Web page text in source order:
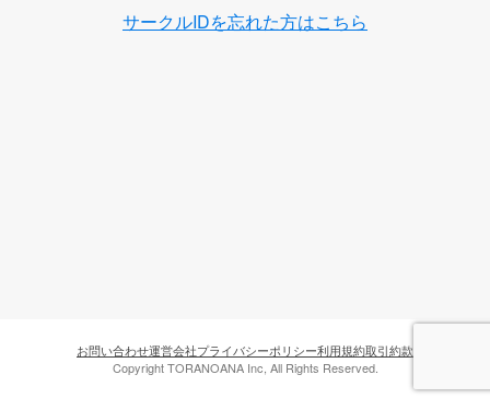
サークルIDを忘れた方はこちら
お問い合わせ運営会社プライバシーポリシー利用規約取引約款
Copyright TORANOANA Inc, All Rights Reserved.